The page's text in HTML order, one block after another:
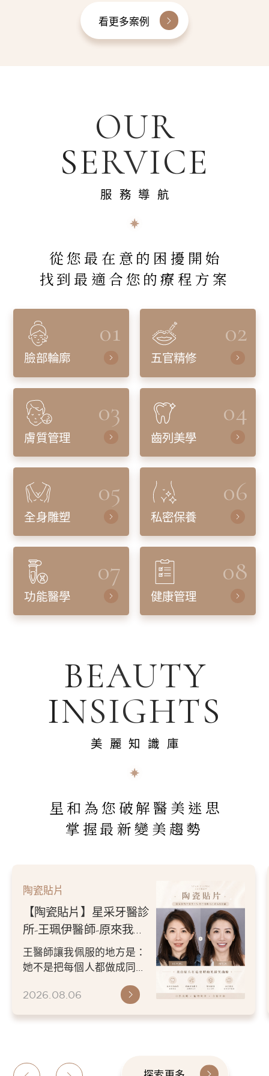
看更多案例
OUR
SERVICE
服務導航
從您最在意的困擾開始
找到最適合您的療程方案
01
臉部輪廓
02
五官精修
03
膚質管理
04
齒列美學
05
全身雕塑
06
私密保養
07
功能醫學
08
健康管理
BEAUTY
INSIGHTS
美麗知識庫
星和為您破解醫美迷思
掌握最新變美趨勢
陶瓷貼片
【陶瓷貼片】星采牙醫診
所-王珮伊醫師-原來我的
不愛笑，只是不喜歡自己
原本的牙齒
王醫師讓我佩服的地方是：
她不是把每個人都做成同一
更適合自己的樣子。 現...
2026.08.06